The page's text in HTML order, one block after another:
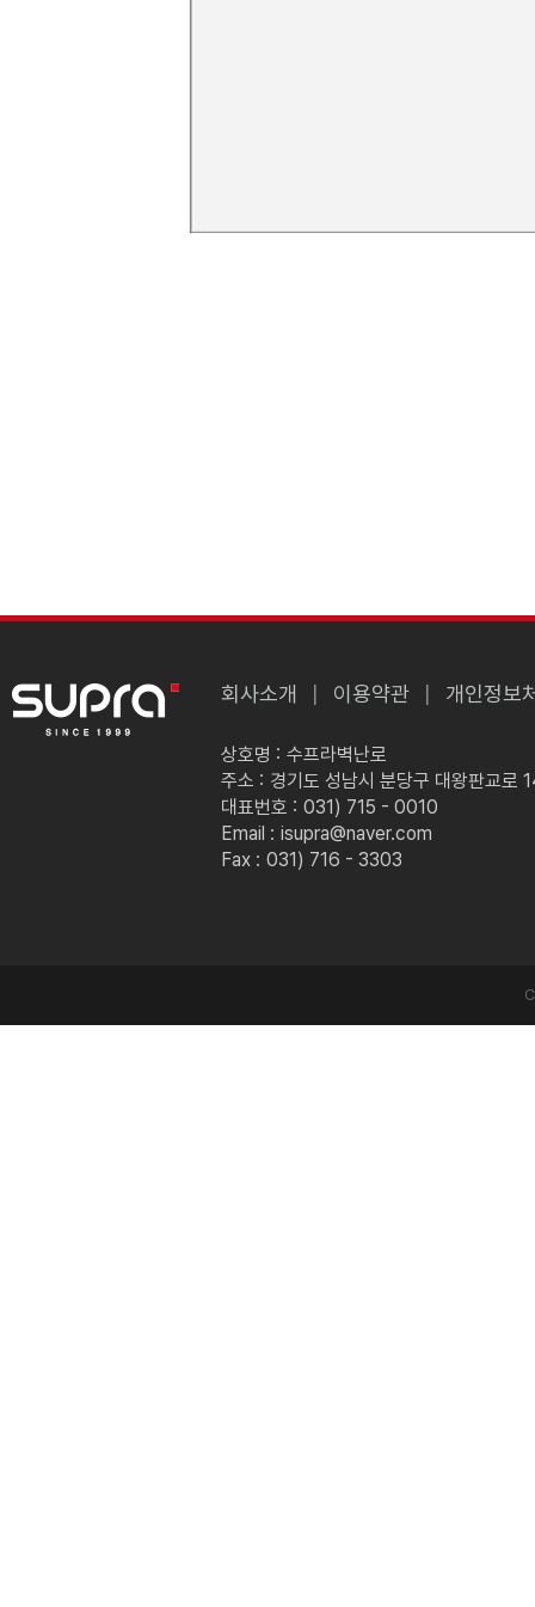
회사소개 이용약관 개인정보
상호명 : 수프라벽난로
주소 : 경기도 성남시 분당구 대왕판교로
대표번호 : 031) 715 - 0010
Email : isupra@naver.com
Fax : 031) 716 - 3303